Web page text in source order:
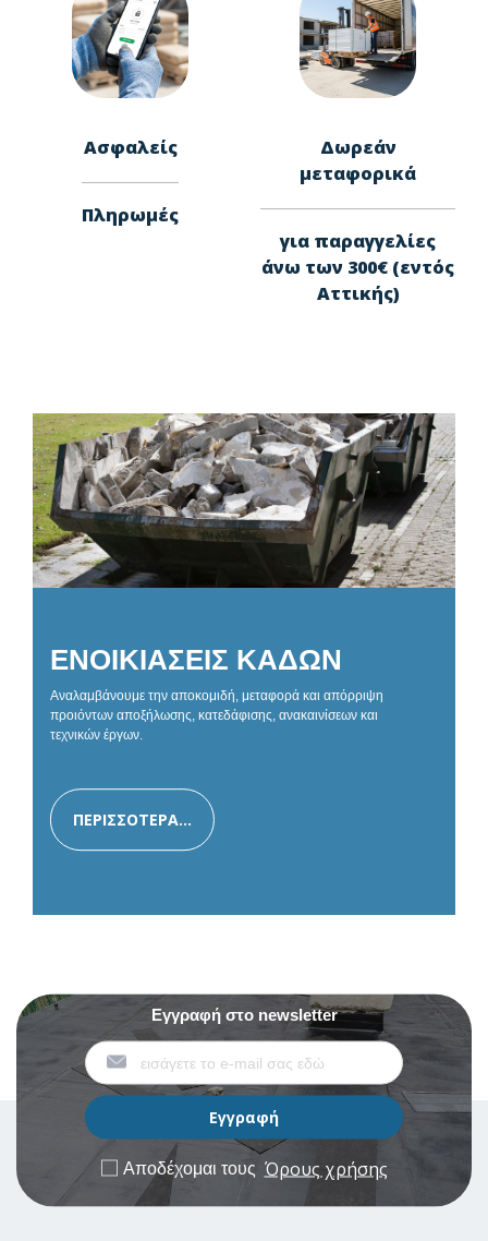
Ασφαλείς
Πληρωμές
Δωρεάν
μεταφορικά
για παραγγελίες
άνω των 300€ (εντός
Αττικής)
ΕΝΟΙΚΙΑΣΕΙΣ ΚΑΔΩΝ
Αναλαμβάνουμε την αποκομιδή, μεταφορά και απόρριψη
προιόντων αποξήλωσης, κατεδάφισης, ανακαινίσεων και
τεχνικών έργων.
ΠΕΡΙΣΣΟΤΕΡΑ...
Εγγραφή στο newsletter
Αποδέχομαι τους Όρους χρήσης